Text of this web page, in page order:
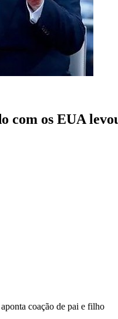
os EUA
coação de pai e filho